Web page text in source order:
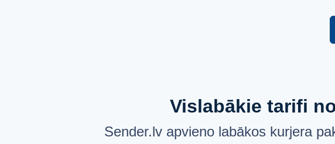
Vislabākie tarifi
Sender.lv apvieno labākos kurjera